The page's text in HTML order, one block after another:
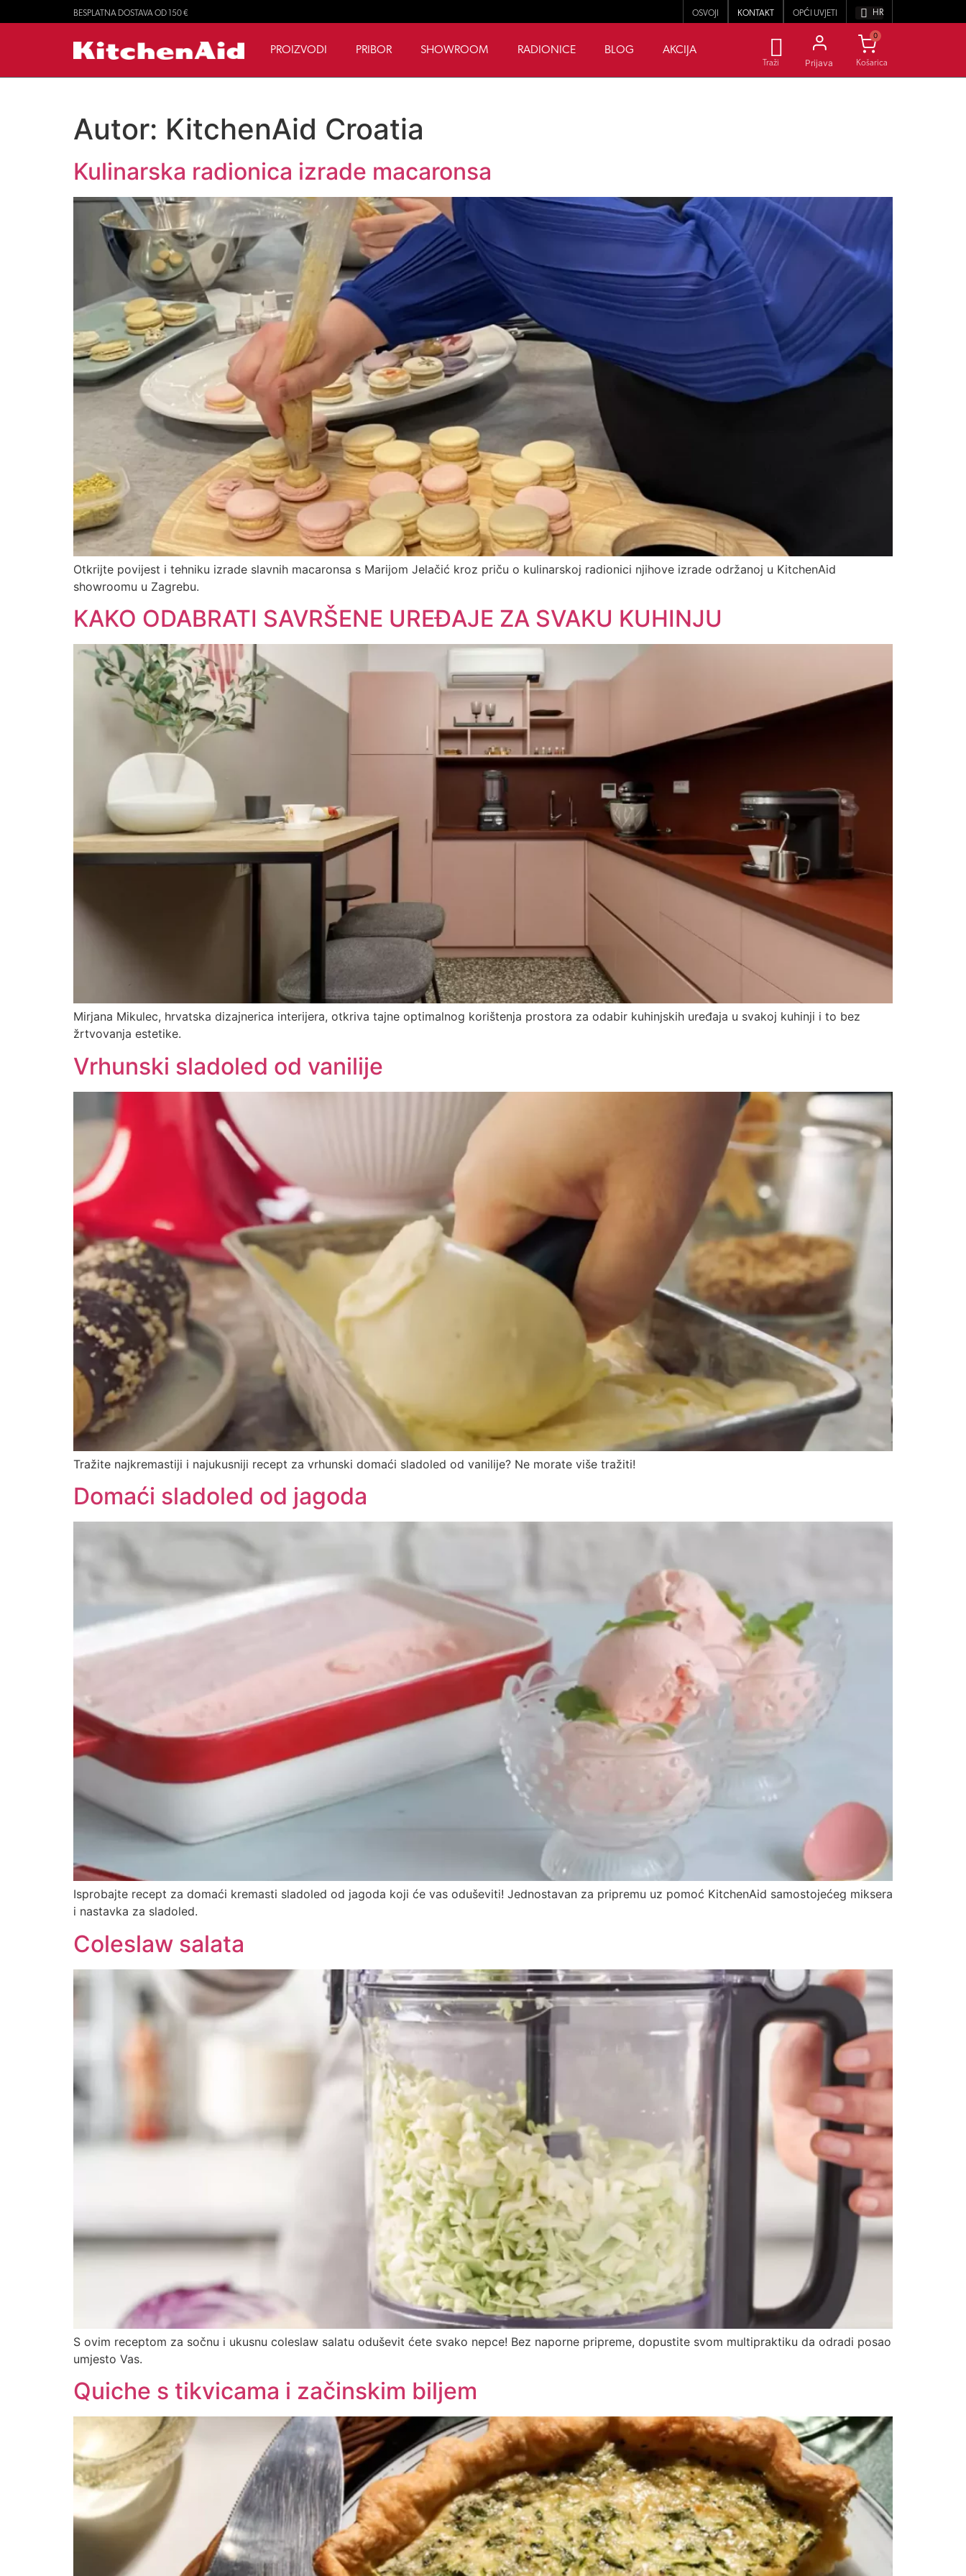
BESPLATNA DOSTAVA OD 150 € OSVOJI KONTAKT OPĆI UVJETI HR
PROIZVODI PRIBOR SHOWROOM RADIONICE BLOG AKCIJA
Traži Prijava
0
Autor: KitchenAid Croatia
Kulinarska radionica izrade macaronsa
Otkrijte povijest i tehniku izrade slavnih macaronsa s Marijom Jelačić kroz priču o kulinarskoj radionici njihove izrade održanoj u KitchenAid
showroomu u Zagrebu.
KAKO ODABRATI SAVRŠENE UREĐAJE ZA SVAKU KUHINJU
Mirjana Mikulec, hrvatska dizajnerica interijera, otkriva tajne optimalnog korištenja prostora za odabir kuhinjskih uređaja u svakoj kuhinji i to bez
žrtvovanja estetike.
Vrhunski sladoled od vanilije
Tražite najkremastiji i najukusniji recept za vrhunski domaći sladoled od vanilije? Ne morate više tražiti!
Domaći sladoled od jagoda
Isprobajte recept za domaći kremasti sladoled od jagoda koji će vas oduševiti! Jednostavan za pripremu uz pomoć KitchenAid samostojećeg miksera
i nastavka za sladoled.
Coleslaw salata
S ovim receptom za sočnu i ukusnu coleslaw salatu oduševit ćete svako nepce! Bez naporne pripreme, dopustite svom multipraktiku da odradi posao
umjesto Vas.
Quiche s tikvicama i začinskim biljem